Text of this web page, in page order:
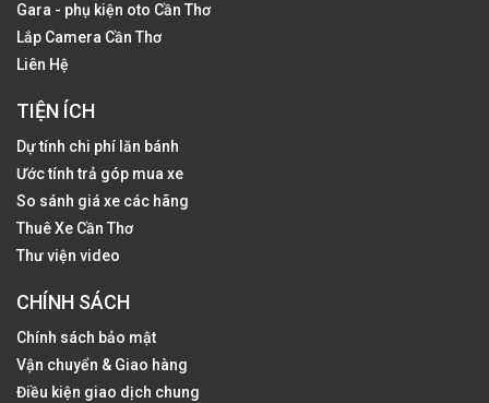
Gara - phụ kiện oto Cần Thơ
Lắp Camera Cần Thơ
Liên Hệ
TIỆN ÍCH
Dự tính chi phí lăn bánh
Ước tính trả góp mua xe
So sánh giá xe các hãng
Thuê Xe Cần Thơ
Thư viện video
CHÍNH SÁCH
Chính sách bảo mật
Vận chuyển & Giao hàng
Điều kiện giao dịch chung